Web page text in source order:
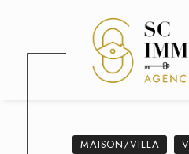
MAISON/VILLA